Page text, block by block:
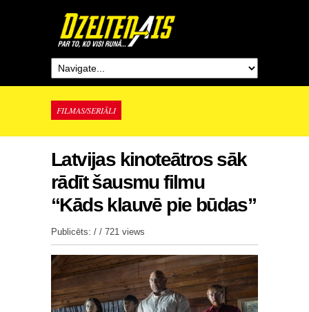
FILMAS/SERIĀLI
Latvijas kinoteātros sāk
rādīt šausmu filmu
“Kāds klauvē pie būdas”
Publicēts: / / 721 views